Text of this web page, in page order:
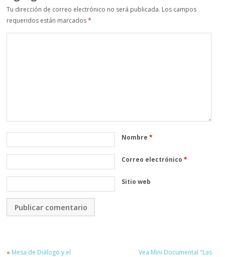
Tu dirección de correo electrónico no será publicada. Los campos
requeridos están marcados*
Nombre*
Correo electrónico*
Sitio web
« Mesa de Diálogo y el
Vea Mini Documental "Las